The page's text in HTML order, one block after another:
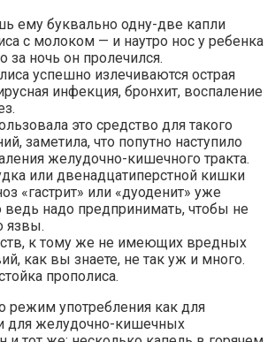
ему буквально одну-две капли
с молоком — и наутро нос у ребенка
за ночь он пролечился.
успешно излечиваются острая
инфекция, бронхит, воспаление
это средство для такого
заметила, что попутно наступило
желудочно-кишечного тракта.
или двенадцатиперстной кишки
«гастрит» или «дуоденит» уже
ведь надо предпринимать, чтобы не
язвы.
к тому же не имеющих вредных
как вы знаете, не так уж и много.
прополиса.
режим употребления как для
для желудочно-кишечных